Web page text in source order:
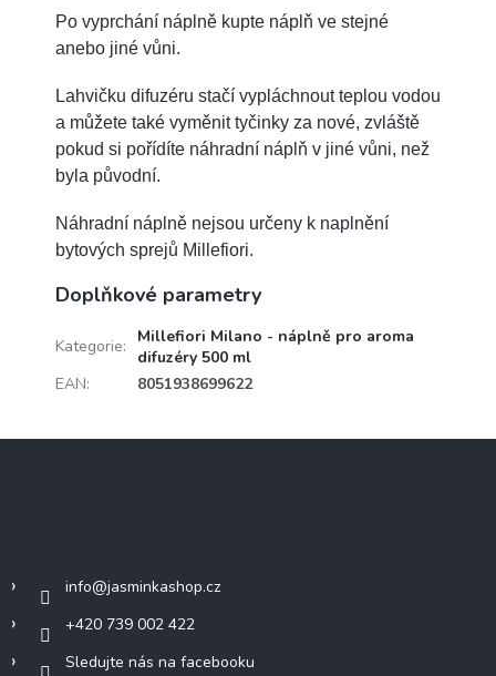
Po vyprchání náplně kupte náplň ve stejné
anebo jiné vůni.
Lahvičku difuzéru stačí vypláchnout teplou vodou
a můžete také vyměnit tyčinky za nové, zvláště
pokud si pořídíte náhradní náplň v jiné vůni, než
byla původní.
Náhradní náplně nejsou určeny k naplnění
bytových sprejů Millefiori.
Doplňkové parametry
Kategorie:
Millefiori Milano - náplně pro aroma
difuzéry 500 ml
EAN: 8051938699622
info@jasminkashop.cz
+420 739 002 422
Sledujte nás na facebooku